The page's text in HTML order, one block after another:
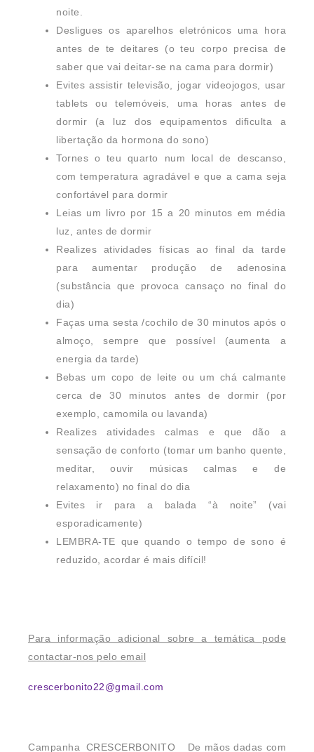
noite.
Desligues os aparelhos eletrónicos uma hora
antes de te deitares (o teu corpo precisa de
saber que vai deitar-se na cama para dormir)
Evites assistir televisão, jogar videojogos, usar
tablets ou telemóveis, uma horas antes de
dormir (a luz dos equipamentos dificulta a
libertação da hormona do sono)
Tornes o teu quarto num local de descanso,
com temperatura agradável e que a cama seja
confortável para dormir
Leias um livro por 15 a 20 minutos em média
luz, antes de dormir
Realizes atividades físicas ao final da tarde
para aumentar produção de adenosina
(substância que provoca cansaço no final do
dia)
Faças uma sesta /cochilo de 30 minutos após o
almoço, sempre que possível (aumenta a
energia da tarde)
Bebas um copo de leite ou um chá calmante
cerca de 30 minutos antes de dormir (por
exemplo, camomila ou lavanda)
Realizes atividades calmas e que dão a
sensação de conforto (tomar um banho quente,
meditar, ouvir músicas calmas e de
relaxamento) no final do dia
Evites ir para a balada “à noite” (vai
esporadicamente)
LEMBRA-TE que quando o tempo de sono é
reduzido, acordar é mais difícil!
Para informação adicional sobre a temática pode
contactar-nos pelo email
crescerbonito22@gmail.com
Campanha_CRESCERBONITO_ De mãos dadas com